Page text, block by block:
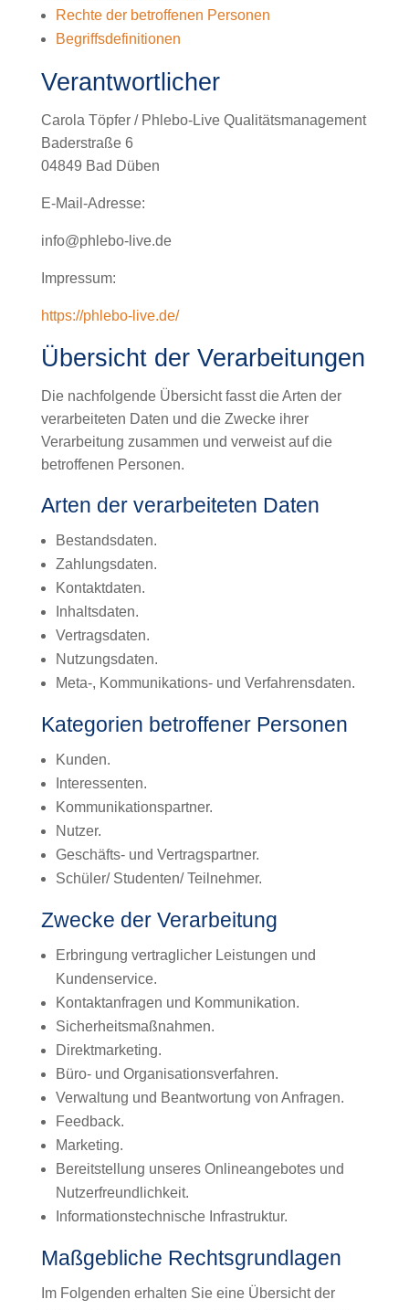
Rechte der betroffenen Personen
Begriffsdefinitionen
Verantwortlicher
Carola Töpfer / Phlebo-Live Qualitätsmanagement
Baderstraße 6
04849 Bad Düben
E-Mail-Adresse:
info@phlebo-live.de
Impressum:
https://phlebo-live.de/
Übersicht der Verarbeitungen
Die nachfolgende Übersicht fasst die Arten der
verarbeiteten Daten und die Zwecke ihrer
Verarbeitung zusammen und verweist auf die
betroffenen Personen.
Arten der verarbeiteten Daten
Bestandsdaten.
Zahlungsdaten.
Kontaktdaten.
Inhaltsdaten.
Vertragsdaten.
Nutzungsdaten.
Meta-, Kommunikations- und Verfahrensdaten.
Kategorien betroffener Personen
Kunden.
Interessenten.
Kommunikationspartner.
Nutzer.
Geschäfts- und Vertragspartner.
Schüler/ Studenten/ Teilnehmer.
Zwecke der Verarbeitung
Erbringung vertraglicher Leistungen und
Kundenservice.
Kontaktanfragen und Kommunikation.
Sicherheitsmaßnahmen.
Direktmarketing.
Büro- und Organisationsverfahren.
Verwaltung und Beantwortung von Anfragen.
Feedback.
Marketing.
Bereitstellung unseres Onlineangebotes und
Nutzerfreundlichkeit.
Informationstechnische Infrastruktur.
Maßgebliche Rechtsgrundlagen
Im Folgenden erhalten Sie eine Übersicht der